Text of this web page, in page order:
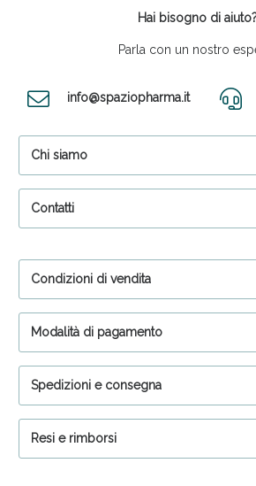
Hai bisogno di
Parla con un nostro
info@spaziopharma.it
Chi siamo
Contatti
Condizioni di vendita
Modalità di pagamento
Spedizioni e consegna
Resi e rimborsi